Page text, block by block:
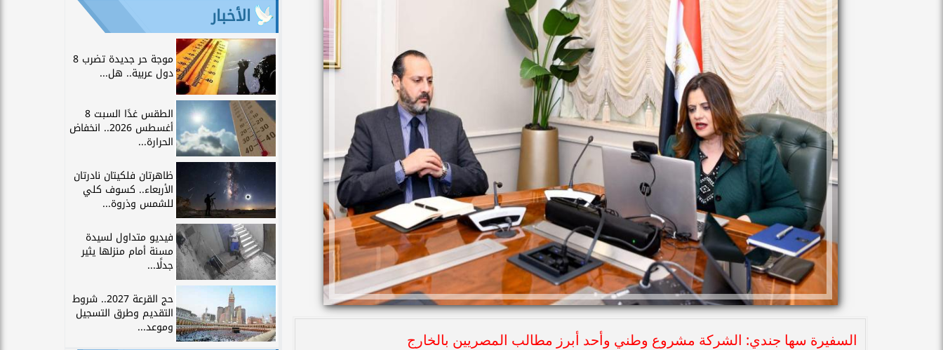
السفيرة سها جندي: الشركة مشروع وطني وأحد أبرز مطالب المصريين بالخارج
الأخبار
موجة حر جديدة تضرب 8
دول عربية.. هل...
الطقس غدًا السبت 8
أغسطس 2026.. انخفاض
الحرارة...
ظاهرتان فلكيتان نادرتان
الأربعاء.. كسوف كلي
للشمس وذروة...
فيديو متداول لسيدة
مسنة أمام منزلها يثير
جدلًا...
حج القرعة 2027.. شروط
التقديم وطرق التسجيل
وموعد...